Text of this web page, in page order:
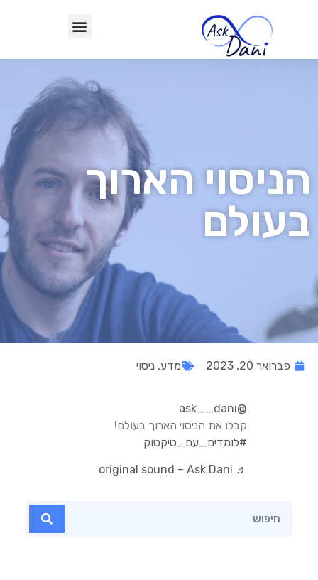
הניסוי הארוך
בעולם
פברואר 20, 2023 מדע, ניסוי
@ask__dani
קבלו את הניסוי הארוך בעולם!
#לומדים_עם_טיקטוק
♬ original sound – Ask Dani